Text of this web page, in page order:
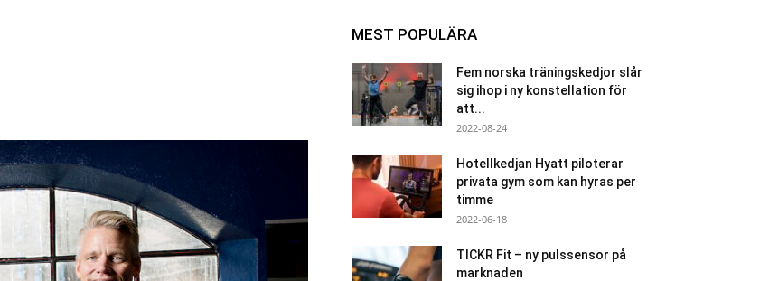
MEST POPULÄRA
Fem norska träningskedjor slår
sig ihop i ny konstellation för
att...
2022-08-24
Hotellkedjan Hyatt piloterar
privata gym som kan hyras per
timme
2022-06-18
TICKR Fit – ny pulssensor på
marknaden